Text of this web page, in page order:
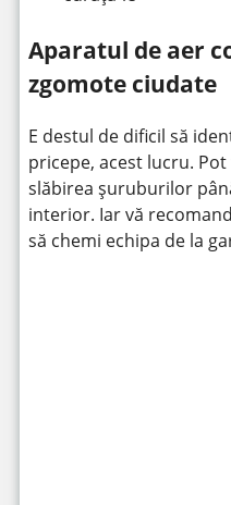
Aparatul de aer
zgomote ciudate
E destul de dificil să
pricepe, acest lucru.
slăbirea șuruburilor
interior. Iar vă
să chemi echipa de la